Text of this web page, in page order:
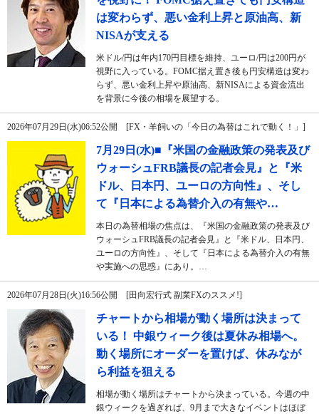
は変わらず、悪い金利上昇と原油高、新
NISAが支える
米ドル/円は年内170円目標を維持、ユーロ/円は200円が
視野に入っている。FOMC据え置き後も円安構造は変わ
らず、悪い金利上昇や原油高、新NISAによる資金流出
を背景に今後の相場を展望する。
2026年07月29日(水)06:52公開 [FX・羊飼いの「今日の為替はこれで動く！」]
7月29日(水)■『米国の金融政策の発表及び
ウォーシュFRB議長の記者会見』と『米
ドル、日本円、ユーロの方向性』、そし
て『日本による為替介入の有無や…
本日の為替相場の焦点は、『米国の金融政策の発表及び
ウォーシュFRB議長の記者会見』と『米ドル、日本円、
ユーロの方向性』、そして『日本による為替介入の有無
や実施への思惑』にあり。…
2026年07月28日(火)16:56公開 [田向宏行式 副業FXのススメ!]
チャートから相場が動く場所は決まって
いる！ 中銀ウィーク後は夏休み相場へ。
動く場所にオーダーを置けば、休みなが
ら利益を狙える
相場が動く場所はチャートから決まっている。今週の中
銀ウィークを過ぎれば、9月まで大きなイベントはほぼ